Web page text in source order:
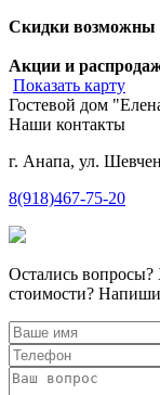
Скидки возможны
Акции и
Показать карту
Гостевой дом
Наши контакты
г. Анапа, ул.
8(918)467-75-20
Остались вопросы?
стоимости?